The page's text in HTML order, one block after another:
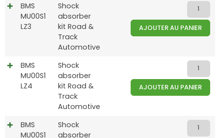
BMS
MU00S1
LZ3
Shock
absorber
kit Road &
Track
Automotive
AJOUTER AU PANIER
BMS
MU00S1
LZ4
Shock
absorber
kit Road &
Track
Automotive
AJOUTER AU PANIER
BMS
MU00S1
Shock
absorber